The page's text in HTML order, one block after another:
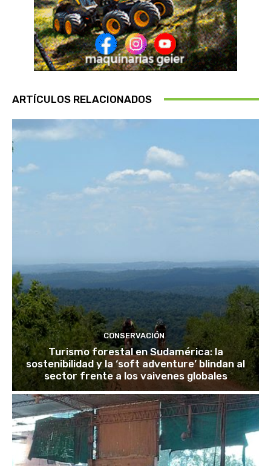
ARTÍCULOS RELACIONADOS
CONSERVACIÓN
Turismo forestal en Sudamérica: la
sostenibilidad y la ‘soft adventure’ blindan al
sector frente a los vaivenes globales